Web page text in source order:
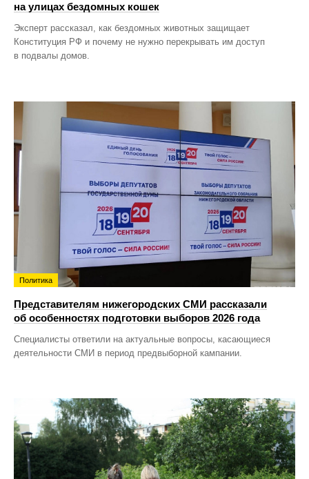
на улицах бездомных кошек
Эксперт рассказал, как бездомных животных защищает
Конституция РФ и почему не нужно перекрывать им доступ
в подвалы домов.
Политика
Представителям нижегородских СМИ рассказали
об особенностях подготовки выборов 2026 года
Специалисты ответили на актуальные вопросы, касающиеся
деятельности СМИ в период предвыборной кампании.